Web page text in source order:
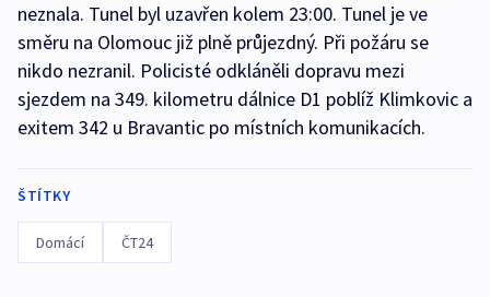
neznala. Tunel byl uzavřen kolem 23:00. Tunel je ve
směru na Olomouc již plně průjezdný. Při požáru se
nikdo nezranil. Policisté odkláněli dopravu mezi
sjezdem na 349. kilometru dálnice D1 poblíž Klimkovic a
exitem 342 u Bravantic po místních komunikacích.
ŠTÍTKY
Domácí ČT24